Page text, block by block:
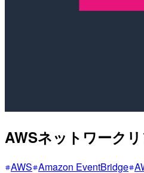
AWSネットワーク
AWS Amazon EventBridge